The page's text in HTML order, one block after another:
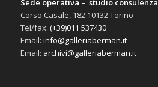
Corso Casale, 182 10132 Torino
Tel/fax: (+39)011 537430
Email: info@galleriaberman.it
Email: archivi@galleriaberman.it